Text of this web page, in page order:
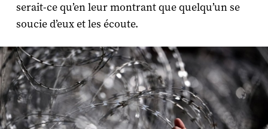
serait-ce qu’en leur montrant que quelqu’un se
soucie d’eux et les écoute.